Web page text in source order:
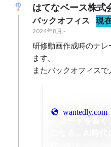
はてなベース株式
バックオフィス 現
2024年8月 -
研修動画作成時のナ
ます。
wantedly.com